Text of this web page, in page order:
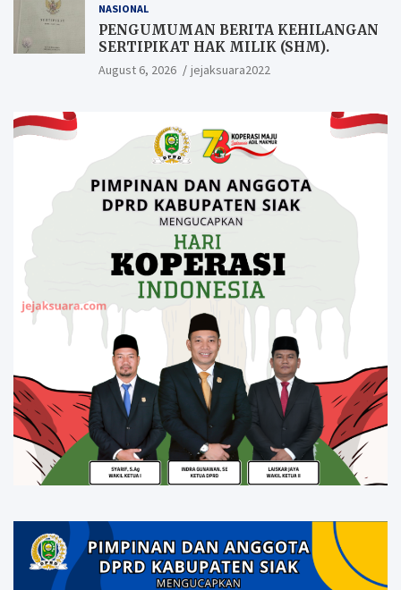
NASIONAL
PENGUMUMAN BERITA KEHILANGAN
SERTIPIKAT HAK MILIK (SHM).
August 6, 2026 jejaksuara2022